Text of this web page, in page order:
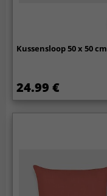
Kussensloop 50 x 50 cm
24.99 €